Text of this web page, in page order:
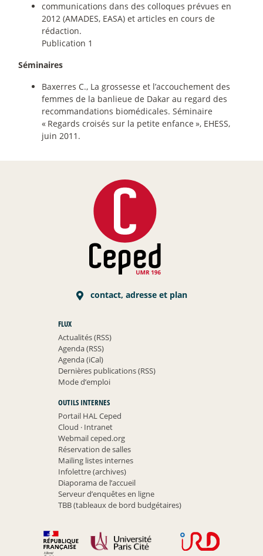
communications dans des colloques prévues en
2012 (AMADES, EASA) et articles en cours de
rédaction.
Publication 1
Séminaires
Baxerres C., La grossesse et l’accouchement des
femmes de la banlieue de Dakar au regard des
recommandations biomédicales. Séminaire
« Regards croisés sur la petite enfance », EHESS,
juin 2011.
contact, adresse et plan
FLUX
Actualités (RSS)
Agenda (RSS)
Agenda (iCal)
Dernières publications (RSS)
Mode d’emploi
OUTILS INTERNES
Portail HAL Ceped
Cloud ·Intranet
Webmail ceped.org
Réservation de salles
Mailing listes internes
Infolettre (archives)
Diaporama de l’accueil
Serveur d’enquêtes en ligne
TBB (tableaux de bord budgétaires)